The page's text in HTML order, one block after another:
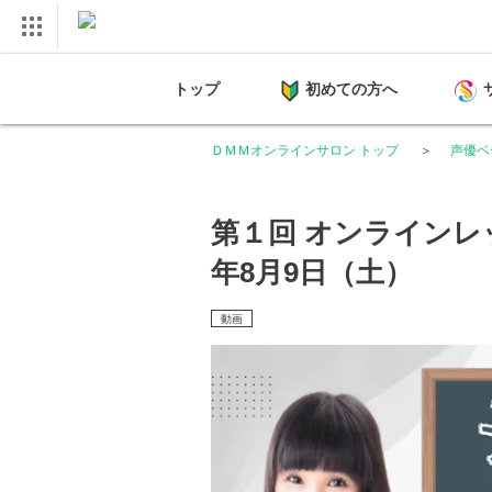
トップ 初めての方へ
ＤＭＭオンラインサロン トップ 声優
第１回 オンラインレ
年8月9日（土）
動画